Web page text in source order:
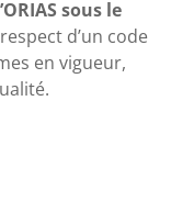
sous le
d’un code
en vigueur,